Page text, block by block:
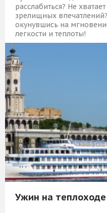
расслабиться? Не
зрелищных
окунувшись на
легкости и теплоты!
8 579 Р
Ужин на